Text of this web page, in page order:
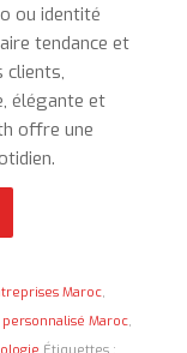
ou identité
tendance et
clients,
élégante et
offre une
Maroc,
personnalisé Maroc,